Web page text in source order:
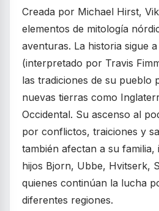
Creada por Michael Hirst,
elementos de mitología
aventuras. La historia sigue
(interpretado por Travis
las tradiciones de su pueblo
nuevas tierras como
Occidental. Su ascenso al
por conflictos, traiciones y
también afectan a su familia,
hijos Bjorn, Ubbe, Hvitserk,
quienes continúan la lucha
diferentes regiones.